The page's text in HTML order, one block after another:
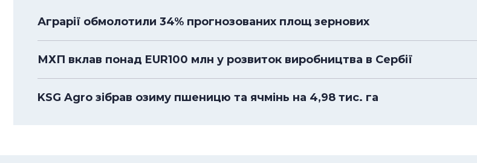
Аграрії обмолотили 34% прогнозованих площ зернових
МХП вклав понад EUR100 млн у розвиток виробництва в Сербії
KSG Agro зібрав озиму пшеницю та ячмінь на 4,98 тис. га